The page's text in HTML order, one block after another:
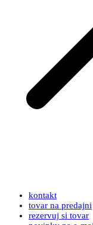
kontakt
tovar na predajni
rezervuj si tovar